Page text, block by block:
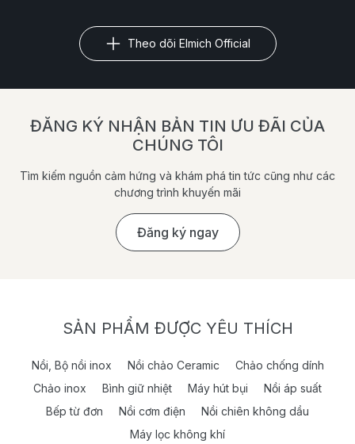
Theo dõi Elmich Official
ĐĂNG KÝ NHẬN BẢN TIN ƯU ĐÃI CỦA
CHÚNG TÔI
Tìm kiếm nguồn cảm hứng và khám phá tin tức cũng như các
chương trình khuyến mãi
Đăng ký ngay
SẢN PHẨM ĐƯỢC YÊU THÍCH
Nồi, Bộ nồi inox Nồi chảo Ceramic
Chảo chống dính
Chảo inox
Bình giữ nhiệt Máy hút bụi
Nồi áp suất
Bếp từ đơn
Nồi cơm điện
Nồi chiên không dầu
Máy lọc không khí